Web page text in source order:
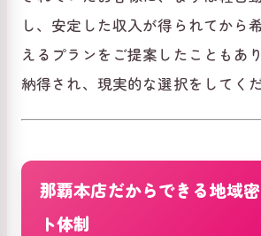
し、安定した収入が得られてから
えるプランをご提案したこともあ
納得され、現実的な選択をしてく
那覇本店だからできる地域
ト体制